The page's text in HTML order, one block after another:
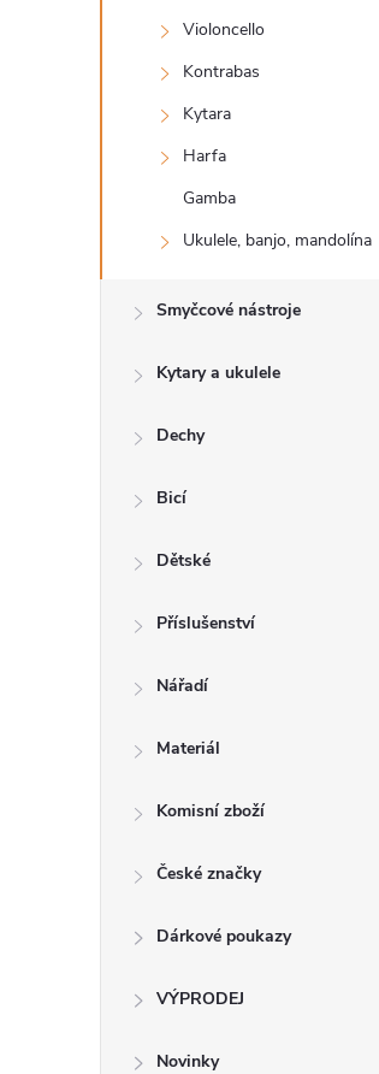
Violoncello
Kontrabas
Kytara
Harfa
Gamba
Ukulele, banjo, mandolína
Smyčcové nástroje
Kytary a ukulele
Dechy
Bicí
Dětské
Příslušenství
Nářadí
Materiál
Komisní zboží
České značky
Dárkové poukazy
VÝPRODEJ
Novinky